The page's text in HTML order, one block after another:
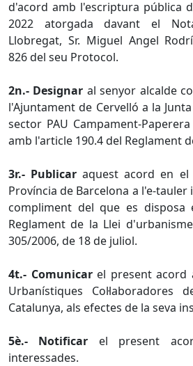
d'acord amb l'escriptura pública
2022 atorgada davant el
Llobregat, Sr. Miguel Angel
826 del seu Protocol.
2n.- Designar al senyor alcalde
l'Ajuntament de Cervelló a la
sector PAU Campament-
amb l'article 190.4 del Reglament
3r.- Publicar aquest acord en
Província de Barcelona a l'e-tauler
compliment del que es disposa
Reglament de la Llei
305/2006, de 18 de juliol.
4t.- Comunicarel present acord
Urbanístiques Col·laboradores
Catalunya, als efectes de la seva
5è.- Notificar el present
interessades.